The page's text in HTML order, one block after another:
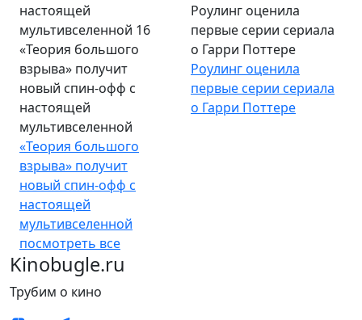
«Теория большого
взрыва» получит
новый спин-офф с
настоящей
мультивселенной
«Теория большого
взрыва» получит
новый спин-офф с
настоящей
мультивселенной
Роулинг оценила
первые серии сериала
о Гарри Поттере
Роулинг оценила
первые серии сериала
о Гарри Поттере
посмотреть все
Kinobugle.ru
Трубим о кино